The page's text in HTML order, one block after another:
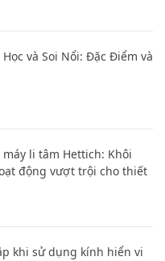
và Soi Nổi: Đặc Điểm và
máy li tâm Hettich: Khôi
động vượt trội cho thiết
khi sử dụng kính hiển vi